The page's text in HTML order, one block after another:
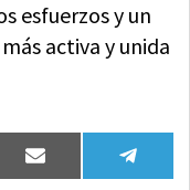
esfuerzos y un
activa y unida
Compartir
Email